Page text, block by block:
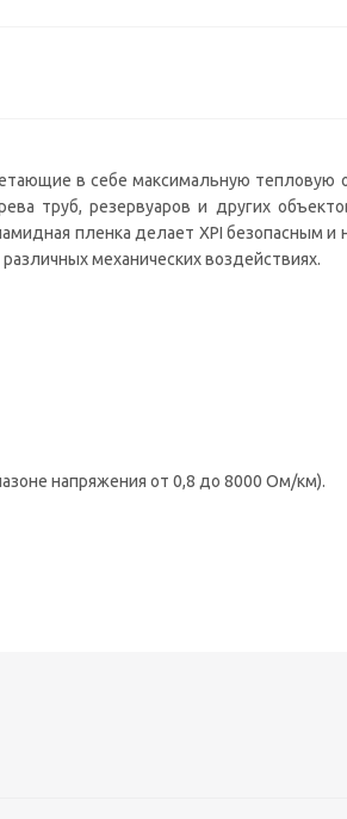
в себе максимальную тепловую
труб, резервуаров и других
пленка делает XPI безопасным
механических воздействиях.
напряжения от 0,8 до 8000 Ом/км).